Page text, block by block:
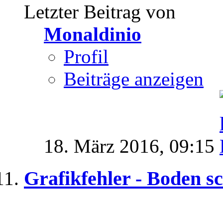
Letzter Beitrag von
Monaldinio
Profil
Beiträge anzeigen
18. März 2016, 09:15
Grafikfehler - Boden